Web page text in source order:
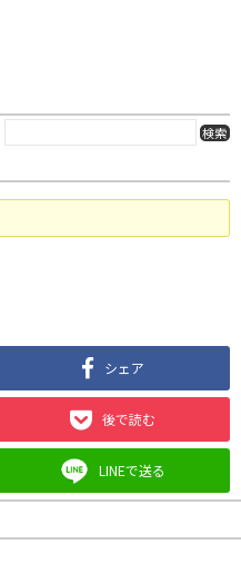
シェア
後で読む
LINEで送る